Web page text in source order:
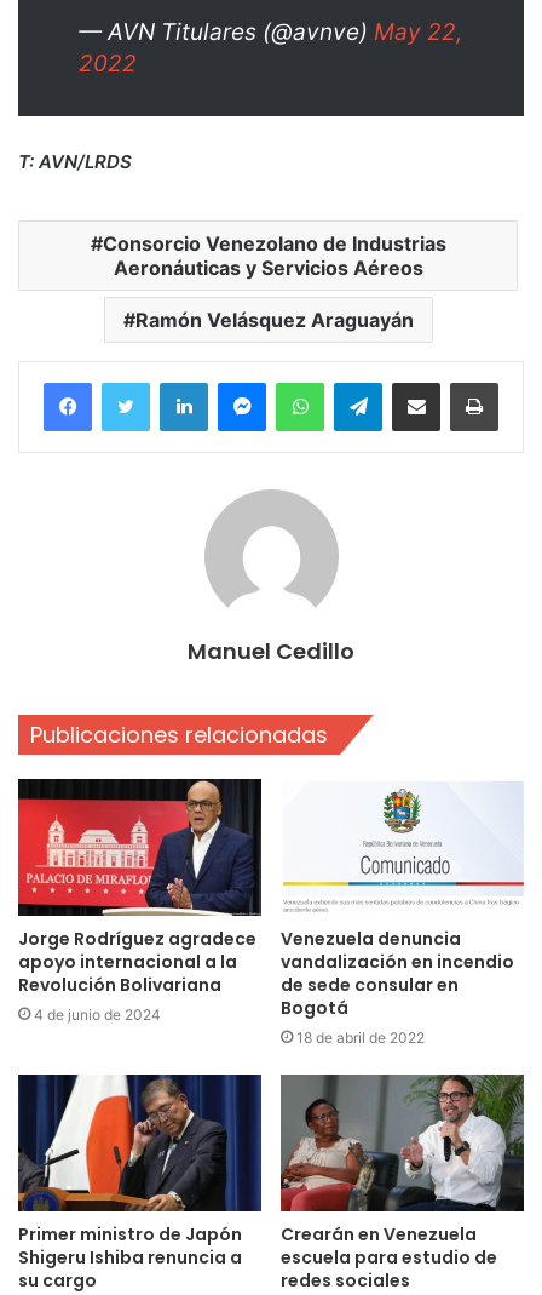
— AVN Titulares (@avnve) May 22,
2022
T: AVN/LRDS
Consorcio Venezolano de Industrias
Aeronáuticas y Servicios Aéreos
Ramón Velásquez Araguayán
FacebookTwitter LinkedInMessengerWhatsAppTelegramCompartir por correo electrónico
Manuel Cedillo
Publicaciones relacionadas
Jorge Rodríguez agradece
apoyo internacional a la
Revolución Bolivariana
4 de junio de 2024
Venezuela denuncia
vandalización en incendio
de sede consular en
Bogotá
18 de abril de 2022
Primer ministro de Japón
Shigeru Ishiba renuncia a
su cargo
Crearán en Venezuela
escuela para estudio de
redes sociales